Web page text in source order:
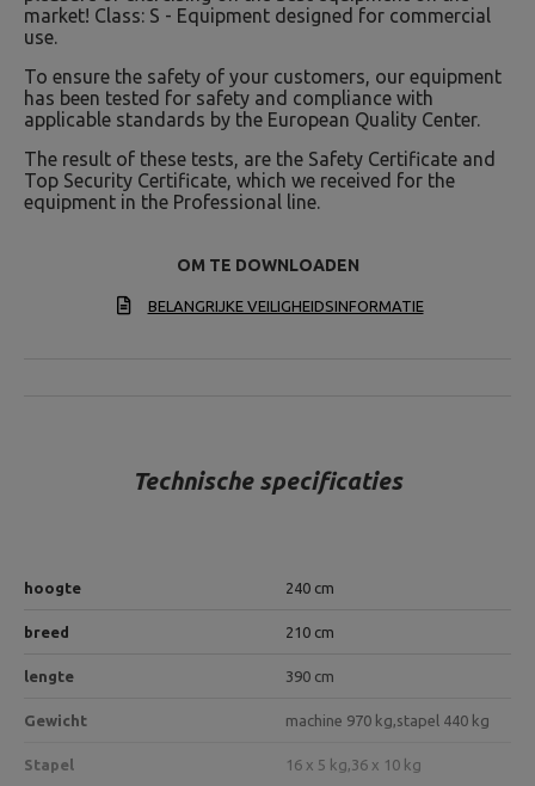
market! Class: S - Equipment designed for commercial
use.
To ensure the safety of your customers, our equipment
has been tested for safety and compliance with
applicable standards by the European Quality Center.
The result of these tests, are the Safety Certificate and
Top Security Certificate, which we received for the
equipment in the Professional line.
OM TE DOWNLOADEN
BELANGRIJKE VEILIGHEIDSINFORMATIE
Technische specificaties
hoogte 240 cm
breed 210 cm
lengte 390 cm
Gewicht machine 970 kg,stapel 440 kg
Stapel 16 x 5 kg,36 x 10 kg